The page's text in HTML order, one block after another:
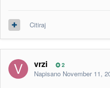
Citiraj
vrzi 2
Napisano November 11,